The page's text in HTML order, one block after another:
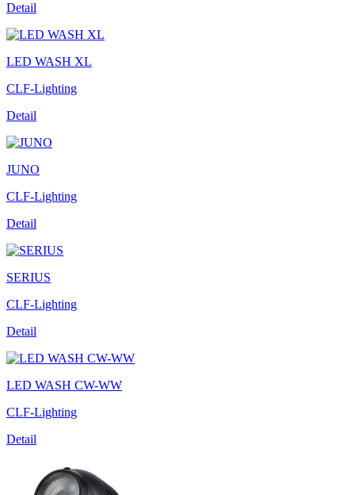
Detail
LED WASH XL
CLF-Lighting
Detail
JUNO
CLF-Lighting
Detail
SERIUS
CLF-Lighting
Detail
LED WASH CW-WW
CLF-Lighting
Detail